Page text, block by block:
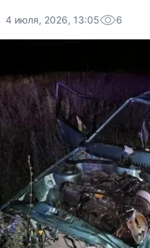
4 июля, 2026, 13:05 6